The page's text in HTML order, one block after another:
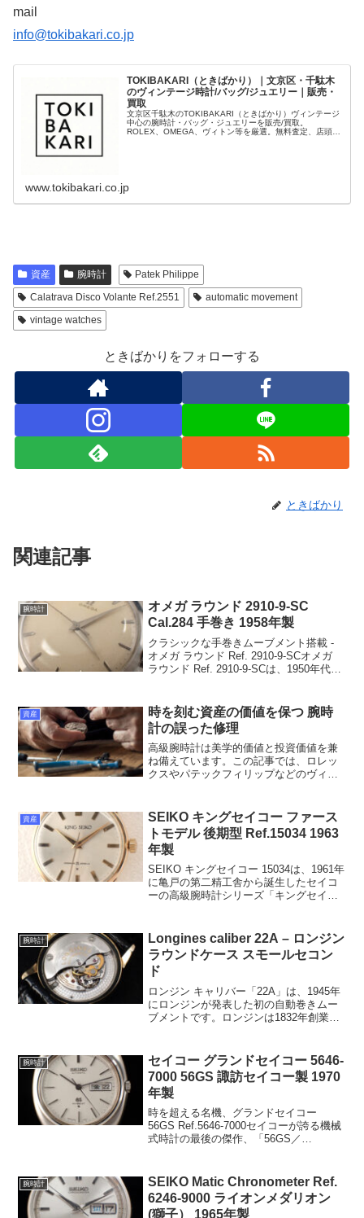
mail
info@tokibakari.co.jp
TOKIBAKARI（ときばかり）｜文京区・千駄木
のヴィンテージ時計/バッグ/ジュエリー｜販売・
買取
文京区千駄木のTOKIBAKARI（ときばかり）ヴィンテージ
中心の腕時計・バッグ・ジュエリーを販売/買取。
ROLEX、OMEGA、ヴィトン等を厳選。無料査定、店頭/
www.tokibakari.co.jp
資産 腕時計
Patek Philippe
Calatrava Disco Volante Ref.2551
automatic movement
vintage watches
ときばかりをフォローする
ときばかり
関連記事
腕時計
オメガ ラウンド 2910-9-SC
Cal.284 手巻き 1958年製
クラシックな手巻きムーブメント搭載 -
オメガ ラウンド Ref. 2910-9-SCオメガ
ラウンド Ref. 2910-9-SCは、1950年代に
ながらもエレガント...
資産
時を刻む資産の価値を保つ 腕時
計の誤った修理
高級腕時計は美学的価値と投資価値を兼
ね備えています。この記事では、ロレッ
クスやパテックフィリップなどのヴィン
く解説します。適切なケアと修理の重要
性を理解し、あなたの時計の価値を最大
限に活用しましょう。
資産
SEIKO キングセイコー ファース
トモデル 後期型 Ref.15034 1963
年製
SEIKO キングセイコー 15034は、1961年
に亀戸の第二精工舎から誕生したセイコ
ーの高級腕時計シリーズ「キングセイコ
次ぐ上級ラインとして展開し、洗練され
たデザイン...
腕時計
Longines caliber 22A – ロンジン
ラウンドケース スモールセコン
ド
ロンジン キャリバー「22A」は、1945年
にロンジンが発表した初の自動巻きムー
ブメントです。ロンジンは1832年創業の
で高い信頼性と評価を得ています。特
に、大西洋単独...
腕時計
セイコー グランドセイコー 5646-
7000 56GS 諏訪セイコー製 1970
年製
時を超える名機、グランドセイコー
56GS Ref.5646-7000セイコーが誇る機械
式時計の最後の傑作、「56GS／
としてその名を轟かせました。こ...
腕時計
SEIKO Matic Chronometer Ref.
6246-9000 ライオンメダリオン
(獅子） 1965年製